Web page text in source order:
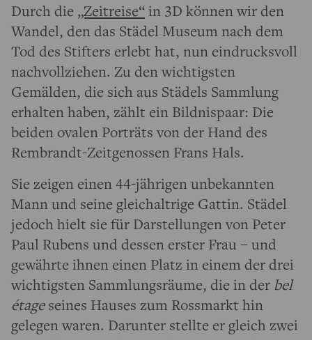
Durch die „Zeitreise“in 3D können wir den
Wandel, den das Städel Museum nach dem
Tod des Stifters erlebt hat, nun eindrucksvoll
nachvollziehen. Zu den wichtigsten
Gemälden, die sich aus Städels Sammlung
erhalten haben, zählt ein Bildnispaar: Die
beiden ovalen Porträts von der Hand des
Rembrandt-Zeitgenossen Frans Hals.
Sie zeigen einen 44-jährigen unbekannten
Mann und seine gleichaltrige Gattin. Städel
jedoch hielt sie für Darstellungen von Peter
Paul Rubens und dessen erster Frau – und
gewährte ihnen einen Platz in einem der drei
wichtigsten Sammlungsräume, die in der bel
étageseines Hauses zum Rossmarkt hin
gelegen waren. Darunter stellte er gleich zwei